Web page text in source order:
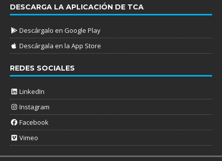
DESCARGA LA APLICACIÓN DE TCA
Descárgalo en Google Play
Descárgala en la App Store
REDES SOCIALES
LinkedIn
Instagram
Facebook
Vimeo